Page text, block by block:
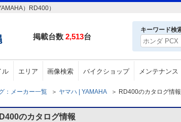
）RD400）
掲載台数 2,513台
キーワード検
ル エリア 画像検索 バイクショップ メンテナンス
：メーカー一覧 ＞ ヤマハ | YAMAHA ＞ RD400のカタログ情報
のカタログ情報